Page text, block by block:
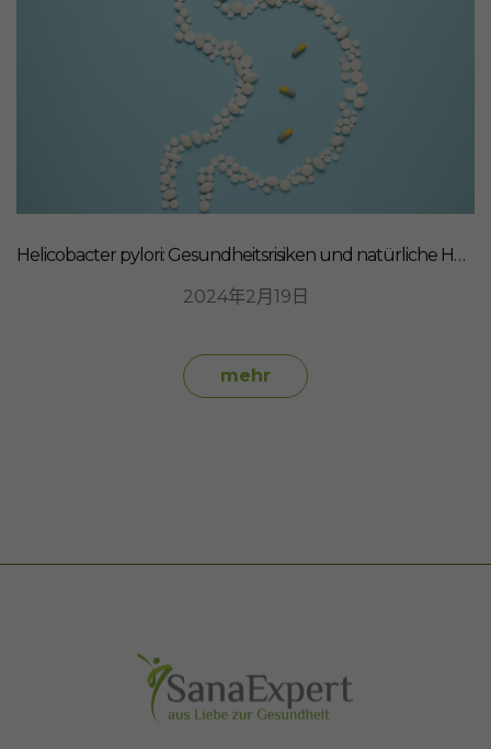
Helicobacter pylori: Gesundheitsrisiken und natürliche Heilmittel
2024年2月19日
mehr